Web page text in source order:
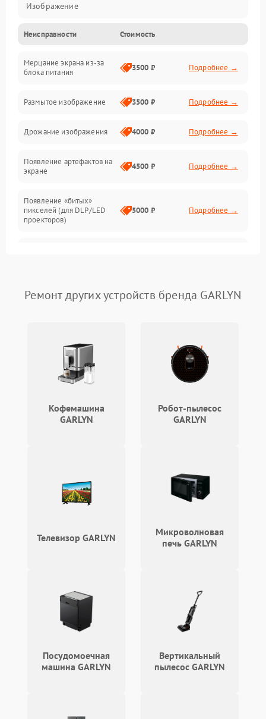
Изображение
Лампа подсветки
Неисправность управления и интерфейсов
Неисправности Стоимость
Мерцание экрана из-за
блока питания
3500 ₽ Подробнее →
Размытое изображение 3500 ₽ Подробнее →
Дрожание изображения 4000 ₽ Подробнее →
Появление артефактов на
экране
4500 ₽ Подробнее →
Появление «битых»
пикселей (для DLP/LED
проекторов)
5000 ₽ Подробнее →
Нестабильная яркость или
контраст
4000 ₽ Подробнее →
Не работает
автоматическая коррекция
трапеции (Keystone)
Подробнее →
Проблемы с
масштабированием
Подробнее →
Ремонт других устройств бренда GARLYN
Кофемашина
GARLYN
Робот-пылесос
GARLYN
Телевизор GARLYN
Микроволновая
печь GARLYN
Посудомоечная
машина GARLYN
Вертикальный
пылесос GARLYN